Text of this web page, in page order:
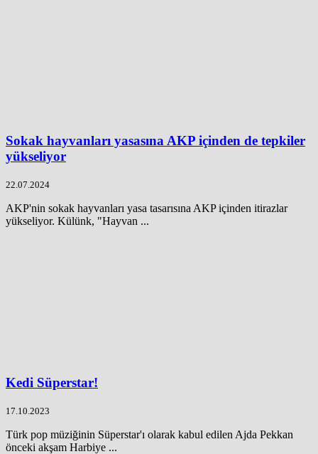
Sokak hayvanları yasasına AKP içinden de tepkiler
yükseliyor
22.07.2024
AKP'nin sokak hayvanları yasa tasarısına AKP içinden itirazlar
yükseliyor. Külünk, "Hayvan ...
Kedi Süperstar!
17.10.2023
Türk pop müziğinin Süperstar'ı olarak kabul edilen Ajda Pekkan
önceki akşam Harbiye ...